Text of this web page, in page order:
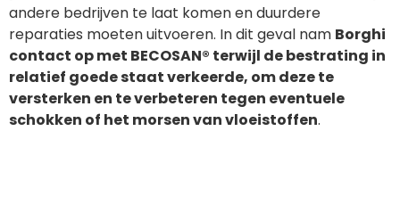
andere bedrijven te laat komen en duurdere
reparaties moeten uitvoeren. In dit geval nam Borghi
contact op met BECOSAN® terwijl de bestrating in
relatief goede staat verkeerde, om deze te
versterken en te verbeteren tegen eventuele
schokken of het morsen van vloeistoffen.